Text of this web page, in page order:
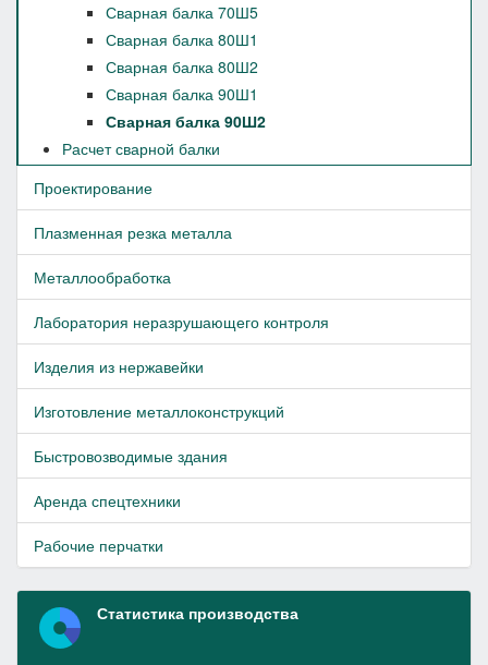
Сварная балка 70Ш5
Сварная балка 80Ш1
Сварная балка 80Ш2
Сварная балка 90Ш1
Сварная балка 90Ш2
Расчет сварной балки
Проектирование
Плазменная резка металла
Металлообработка
Лаборатория неразрушающего контроля
Изделия из нержавейки
Изготовление металлоконструкций
Быстровозводимые здания
Аренда спецтехники
Рабочие перчатки
Статистика производства